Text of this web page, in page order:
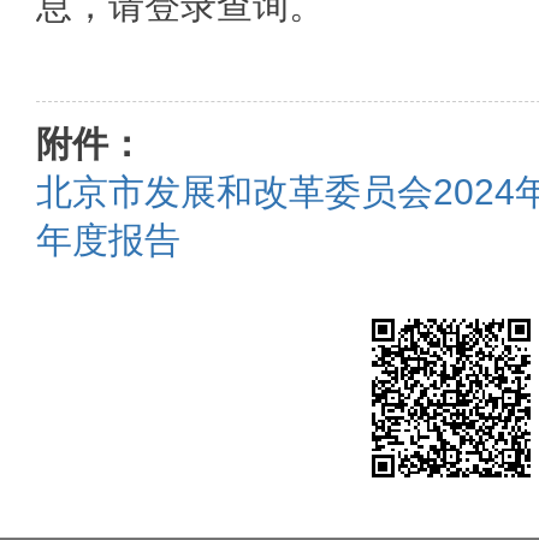
附件：
北京市发展和改革委员会2024
年度报告